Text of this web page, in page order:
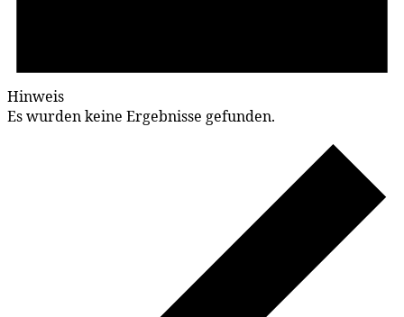
Hinweis
Es wurden keine Ergebnisse gefunden.